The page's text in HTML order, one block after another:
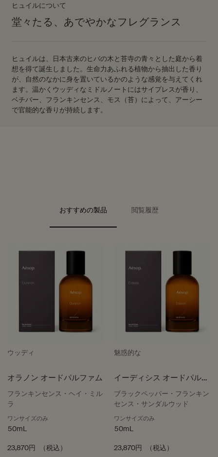
ヒュイルについて
堂々たる、あでやかなフレグランス
ヒュイルは、日本古来のヒバの木と苔寺の青々とした庭から着
想を得て誕生しました。生命力あふれる植物から抽出した香り
が、自然のなかに身を置いているかのような感覚を与えてくれ
ます。温かくウッディなミドルノートにはサイプレスが香り、
ベチバー、フランキンセンス、モス（苔）によって、アーシー
で官能的な香りが持続します。
PDP carousel with textおすすめの製品 閲覧履歴
ウッディ
オラノン オードパルファム
フランキンセンス・ヘイ・ミル
ラ
ワンサイズのみ
50mL
23,870円 （税込）
魅惑的な
イーディシス オードパルフ
ァム
ブラックペッパー・フランキン
センス・サンダルウッド
ワンサイズのみ
50mL
23,870円 （税込）